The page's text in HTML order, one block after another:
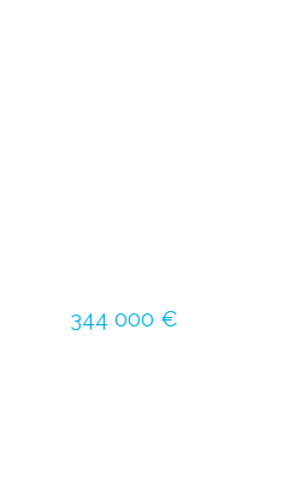
344 000 €